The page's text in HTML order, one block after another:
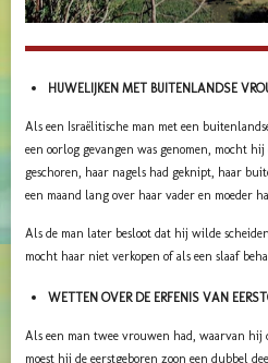
HUWELIJKEN MET BUITENLANDSE
Als een Israëlitische man met een
een oorlog gevangen was genomen, mocht
geschoren, haar nagels had geknipt, haar
een maand lang over haar vader en moeder
Als de man later besloot dat hij wilde
mocht haar niet verkopen of als een slaaf
WETTEN OVER DE ERFENIS VAN
Als een man twee vrouwen had, waarvan hij
moest hij de eerstgeboren zoon een dubbel